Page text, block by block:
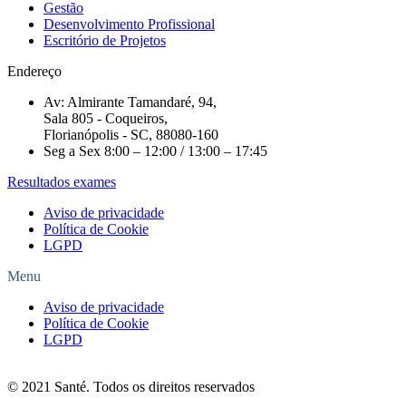
Gestão
Desenvolvimento Profissional
Escritório de Projetos
Endereço
Av: Almirante Tamandaré, 94,
Sala 805 - Coqueiros,
Florianópolis - SC, 88080-160
Seg a Sex 8:00 – 12:00 / 13:00 – 17:45
Resultados exames
Aviso de privacidade
Política de Cookie
LGPD
Menu
Aviso de privacidade
Política de Cookie
LGPD
© 2021 Santé. Todos os direitos reservados